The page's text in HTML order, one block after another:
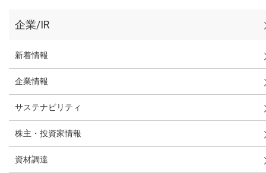
企業/IR
新着情報
企業情報
サステナビリティ
株主・投資家情報
資材調達